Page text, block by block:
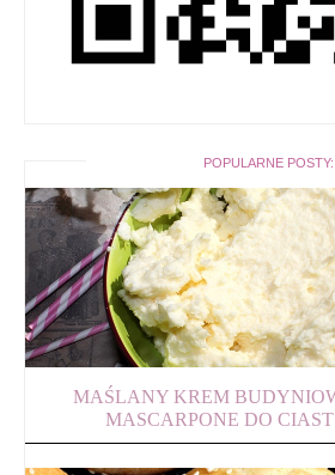
POPULARNE POSTY:
MAŚLANY KREM
MASCARPONE DO